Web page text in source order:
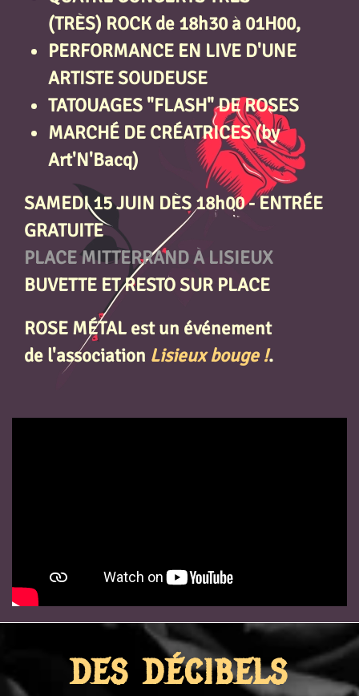
(TRÈS) ROCK de 18h30 à 01H00,
PERFORMANCE EN LIVE D'UNE
ARTISTE SOUDEUSE
TATOUAGES "FLASH" DE ROSES
MARCHÉ DE CRÉATRICES (by
Art'N'Bacq)
SAMEDI 15 JUIN DÈS 18h00 - ENTRÉE
GRATUITE
PLACE MITTERRAND À LISIEUX
BUVETTE ET RESTO SUR PLACE
ROSE MÉTAL est un événement
de l'association Lisieux bouge !.
DES DÉCIBELS